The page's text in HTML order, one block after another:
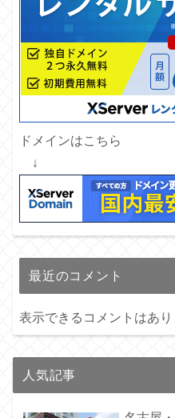
ドメインはこちら
↓
最近のコメント
表示できるコメントはあり
人気記事